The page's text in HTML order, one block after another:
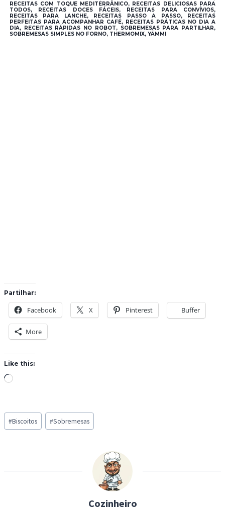
RECEITAS COM TOQUE MEDITERRÂNICO, RECEITAS DELICIOSAS PARA
TODOS, RECEITAS DOCES FÁCEIS, RECEITAS PARA CONVÍVIOS,
RECEITAS PARA LANCHE, RECEITAS PASSO A PASSO, RECEITAS
PERFEITAS PARA ACOMPANHAR CAFÉ, RECEITAS PRÁTICAS NO DIA A
DIA, RECEITAS RÁPIDAS NO ROBOT, SOBREMESAS PARA PARTILHAR,
SOBREMESAS SIMPLES NO FORNO, THERMOMIX, YÄMMI
Partilhar:
Facebook X Pinterest Buffer
More
Like this:
L
d
i
…
Post
Tags:
#Biscoitos #Sobremesas
Cozinheiro